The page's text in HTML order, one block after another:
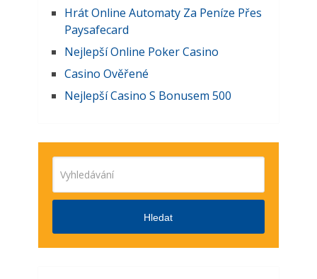
Hrát Online Automaty Za Peníze Přes
Paysafecard
Nejlepší Online Poker Casino
Casino Ověřené
Nejlepší Casino S Bonusem 500
Hledat